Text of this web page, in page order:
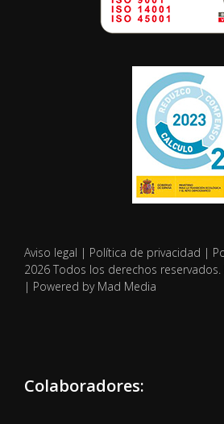
Aviso legal | Política de privacidad |
2026 Todos los derechos reservados.
| Powered by Mad Media
Colaboradores: